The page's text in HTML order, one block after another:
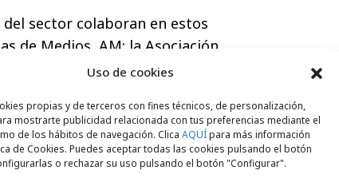
Uso de cookies
propias y de terceros con fines técnicos, de personalización,
mostrarte publicidad relacionada con tus preferencias mediante el
de los hábitos de navegación. Clica AQUÍpara más información
de Cookies. Puedes aceptar todas las cookies pulsando el botón
o rechazar su uso pulsando el botón "Configurar".
del sector colaboran en estos
de Medios, AM; la Asociación
AEAP; la Asociación Española de
de Medios Publicitarios de
de Empresas de Investigación
la Internacional Advertising
Estratégicos, APG; el
y este año se ha incorporado